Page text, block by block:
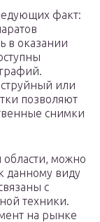
факт:
в оказании
или
позволяют
снимки
области, можно
данному виду
с
техники.
на рынке